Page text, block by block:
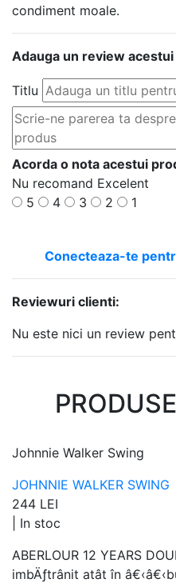
condiment moale.
Adauga un review
Titlu
Acorda o nota acestui
Nu recomand Excelent
5
4 3 2 1
Conecteaza-te
Reviewuri clienti:
Nu este nici un review
Johnnie Walker Swing
JOHNNIE WALKER SWING
244 LEI
In stoc
ABERLOUR 12 YEARS
imbÄƒtrânit atât în